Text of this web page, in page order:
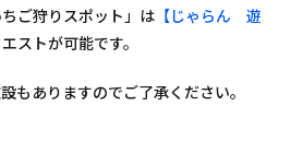
ご狩りスポット」は 【じゃらん 遊
ストが可能です。
もありますのでご了承ください。